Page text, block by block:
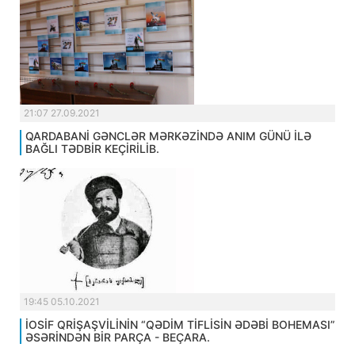
21:07 27.09.2021
QARDABANİ GƏNCLƏR MƏRKƏZİNDƏ ANIM GÜNÜ İLƏ
BAĞLI TƏDBİR KEÇİRİLİB.
19:45 05.10.2021
İOSİF QRİŞAŞVİLİNİN “QƏDİM TİFLİSİN ƏDƏBİ BOHEMASI”
ƏSƏRİNDƏN BİR PARÇA - BEÇARA.